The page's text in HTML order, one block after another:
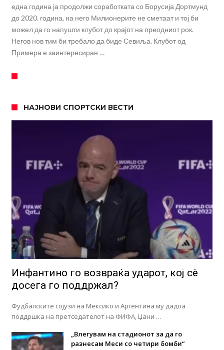
една година ја продолжи соработката со Борусија Дортмунд
до 2020. година, на него Милионерите не сметаат и тој би
можел да го напушти клубот до крајот на преодниот рок.
Негов нов тим би требало да биде Севиља. Клубот од
Примера е заинтересиран …
НАЈНОВИ СПОРТСКИ ВЕСТИ
Инфантино го возвраќа ударот, кој сè
досега го поддржал?
Фудбалските сојузи на Мексико и Аргентина му дадоа
поддршка на претседателот на ФИФА, Џани …
„Влегувам на стадионот за да го
разнесам Меси со четири бомби“